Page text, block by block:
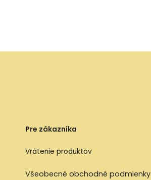
Pre zákazníka
Vrátenie produktov
Všeobecné obchodné podmienky